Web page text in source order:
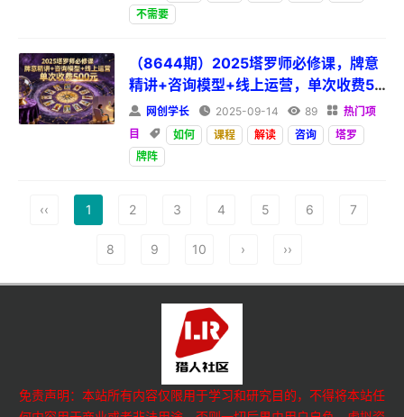
不需要
（8644期）2025塔罗师必修课，牌意
精讲+咨询模型+线上运营，单次收费50
0元
 网创学长  2025-09-14  89  热门项
目
 如何 课程 解读 咨询
塔罗
牌阵
‹‹ 1 2 3 4 5 6 7
8 9 10 › ››
免责声明：本站所有内容仅限用于学习和研究目的，不得将本站任